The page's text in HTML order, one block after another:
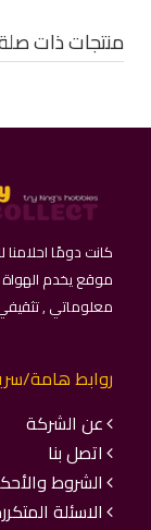
منتجات ذات
موقع يخدم
معلوماتي ,
روابط هامة/
عن الشركة
اتصل بنا
الشروط
الاسئلة